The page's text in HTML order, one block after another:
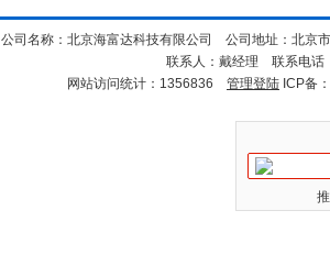
公司名称：北京海富达科技有限公司 公司地址：北京
联系人：戴经理 联系电
网站访问统计：1356836 管理登陆 ICP备：